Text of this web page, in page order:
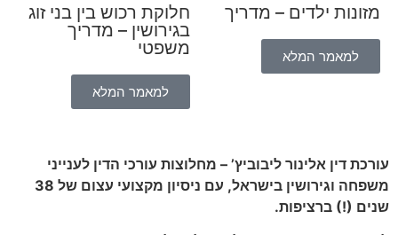
מזונות ילדים – מדריך
למאמר המלא
חלוקת רכוש בין בני זוג
בגירושין – מדריך
משפטי
למאמר המלא
עורכת דין אלינור ליבוביץ’ – מחלוצות עורכי הדין לענייני
משפחה וגירושין בישראל, עם ניסיון מקצועי עצום של 38
שנים (!) ברציפות.